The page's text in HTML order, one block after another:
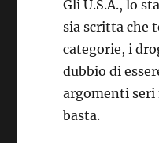
Gli U.S.A., lo
sia scritta che
categorie, i
dubbio di
argomenti seri
basta.